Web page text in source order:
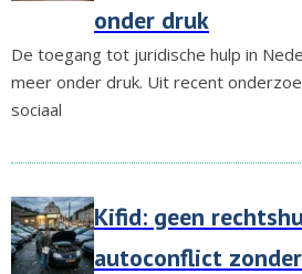
onder druk
De toegang tot juridische hulp in
meer onder druk. Uit recent
sociaal
Kifid: geen
autoconflict